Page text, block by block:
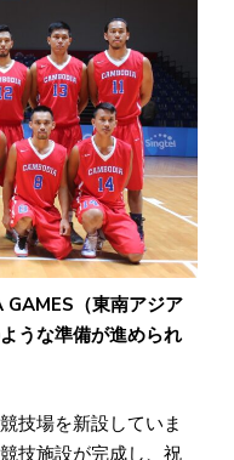
（東南アジア
うな準備が進められ
技場を新設していま
技施設が完成し、祝